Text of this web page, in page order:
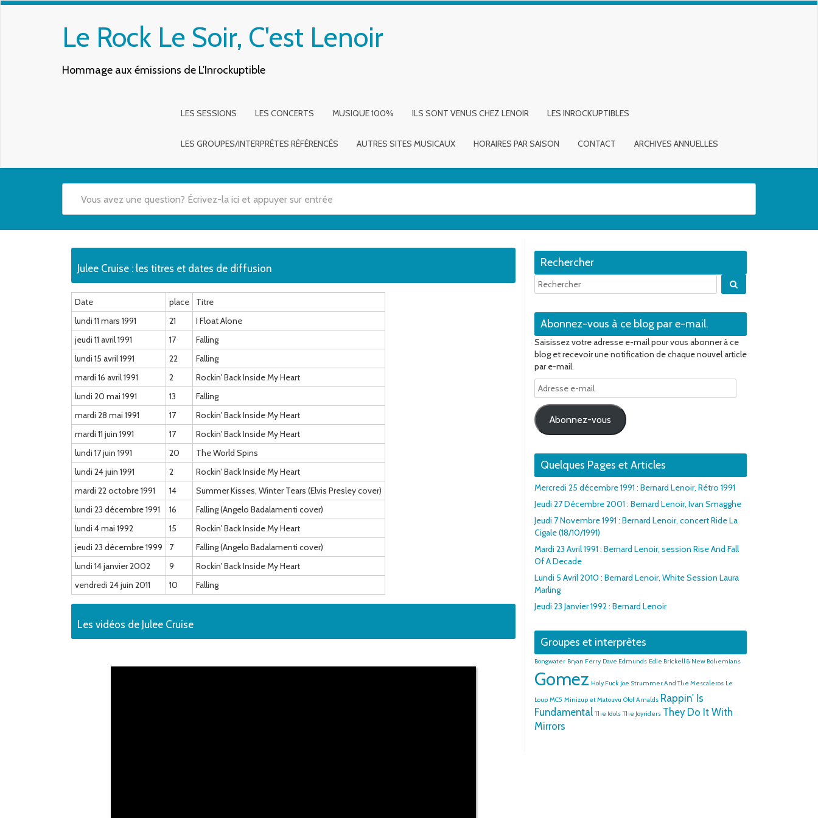
Le Rock Le Soir, C'est Lenoir
Hommage aux émissions de L'Inrockuptible
LES SESSIONS LES CONCERTS MUSIQUE 100% ILS SONT VENUS CHEZ LENOIR LES INROCKUPTIBLES
LES GROUPES/INTERPRÈTES RÉFÉRENCÉS AUTRES SITES MUSICAUX HORAIRES PAR SAISON CONTACT ARCHIVES ANNUELLES
Julee Cruise : les titres et dates de diffusion
Date place
Titre
lundi 11 mars 1991
21
I Float Alone
jeudi 11 avril 1991
17
Falling
lundi 15 avril 1991
22
Falling
mardi 16 avril 1991
2
Rockin' Back Inside My Heart
lundi 20 mai 1991
13
Falling
mardi 28 mai 1991
17
Rockin' Back Inside My Heart
mardi 11 juin 1991
17
Rockin' Back Inside My Heart
lundi 17 juin 1991
20
The World Spins
lundi 24 juin 1991
2
Rockin' Back Inside My Heart
mardi 22 octobre 1991
14
Summer Kisses, Winter Tears (Elvis Presley cover)
lundi 23 décembre 1991
16
Falling (Angelo Badalamenti cover)
lundi 4 mai 1992
15
Rockin' Back Inside My Heart
jeudi 23 décembre 1999
7
Falling (Angelo Badalamenti cover)
lundi 14 janvier 2002
9
Rockin' Back Inside My Heart
vendredi 24 juin 2011
10 Falling
Les vidéos de Julee Cruise
Rechercher
Abonnez-vous à ce blog par e-mail.
Saisissez votre adresse e-mail pour vous abonner à ce
blog et recevoir une notification de chaque nouvel article
par e-mail.
Adresse
e-
mail
Abonnez-vous
Quelques Pages et Articles
Mercredi 25 décembre 1991 : Bernard Lenoir, Rétro 1991
Jeudi 27 Décembre 2001 : Bernard Lenoir, Ivan Smagghe
Jeudi 7 Novembre 1991 : Bernard Lenoir, concert Ride La
Cigale (18/10/1991)
Mardi 23 Avril 1991 : Bernard Lenoir, session Rise And Fall
Of A Decade
Lundi 5 Avril 2010 : Bernard Lenoir, White Session Laura
Marling
Jeudi 23 Janvier 1992 : Bernard Lenoir
Groupes et interprètes
Bongwater Bryan Ferry Dave Edmunds Edie Brickell & New Bohemians
Gomez Holy Fuck Joe Strummer And The Mescaleros Le
Loup MC5 Minizup et Matouvu Olof Arnalds Rappin' Is
Fundamental The Idols The Joyriders They Do It With
Mirrors